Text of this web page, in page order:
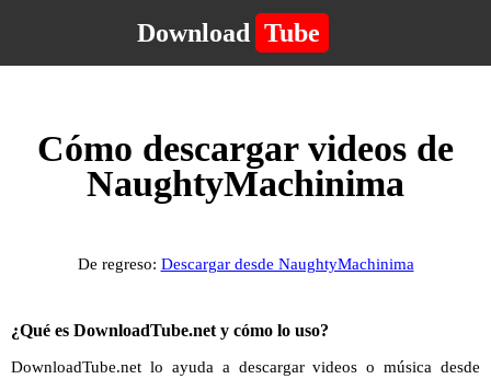
Download Tube
Cómo descargar videos de
NaughtyMachinima
De regreso: Descargar desde NaughtyMachinima
¿Qué es DownloadTube.net y cómo lo uso?
DownloadTube.net lo ayuda a descargar videos o música desde